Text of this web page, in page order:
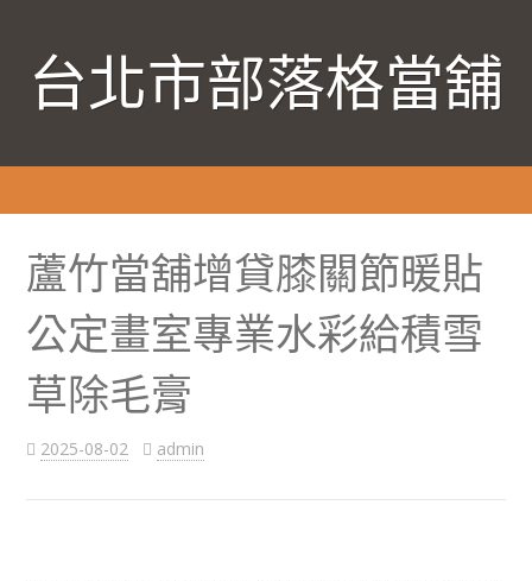
台北市部落格當舖
蘆竹當舖增貸膝關節暖貼
公定畫室專業水彩給積雪
草除毛膏
2025-08-02 admin